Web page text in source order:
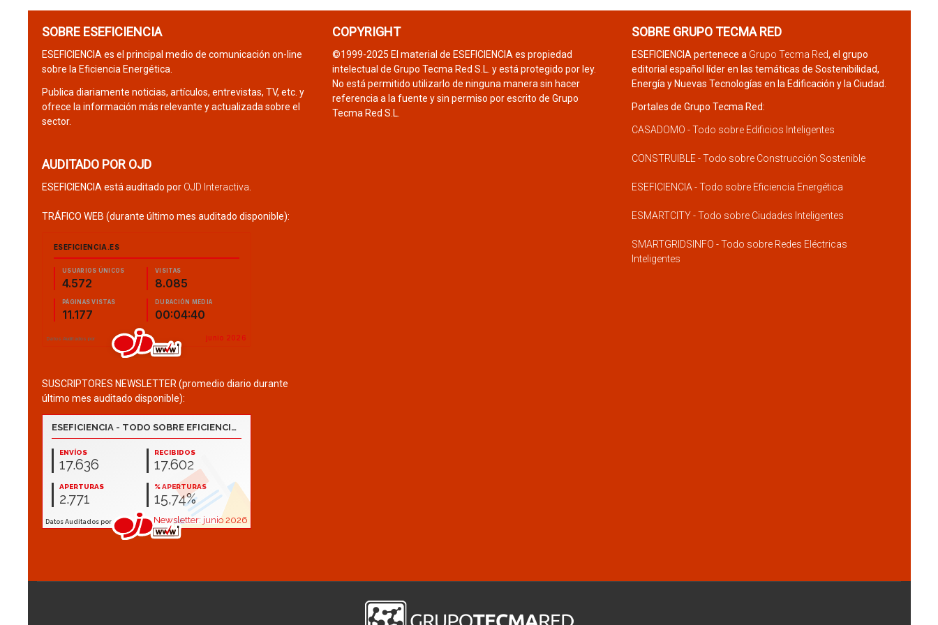
SOBRE ESEFICIENCIA
ESEFICIENCIA es el principal medio de comunicación on-line
sobre la Eficiencia Energética.
Publica diariamente noticias, artículos, entrevistas, TV, etc. y
ofrece la información más relevante y actualizada sobre el
sector.
AUDITADO POR OJD
ESEFICIENCIA está auditado por OJD Interactiva
TRÁFICO WEB (durante último mes auditado disponible):
SUSCRIPTORES NEWSLETTER (promedio diario durante
último mes auditado disponible):
COPYRIGHT
©1999-2025 El material de ESEFICIENCIA es propiedad
intelectual de Grupo Tecma Red S.L. y está protegido por ley.
No está permitido utilizarlo de ninguna manera sin hacer
referencia a la fuente y sin permiso por escrito de Grupo
Tecma Red S.L.
SOBRE GRUPO TECMA RED
ESEFICIENCIA pertenece a Grupo Tecma Red, el grupo
editorial español líder en las temáticas de Sostenibilidad,
Energía y Nuevas Tecnologías en la Edificación y la Ciudad.
Portales de Grupo Tecma Red:
CASADOMO - Todo sobre Edificios Inteligentes
CONSTRUIBLE - Todo sobre Construcción Sostenible
ESEFICIENCIA - Todo sobre Eficiencia Energética
ESMARTCITY - Todo sobre Ciudades Inteligentes
SMARTGRIDSINFO - Todo sobre Redes Eléctricas
Inteligentes